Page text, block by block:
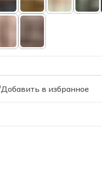
Добавить в избранное